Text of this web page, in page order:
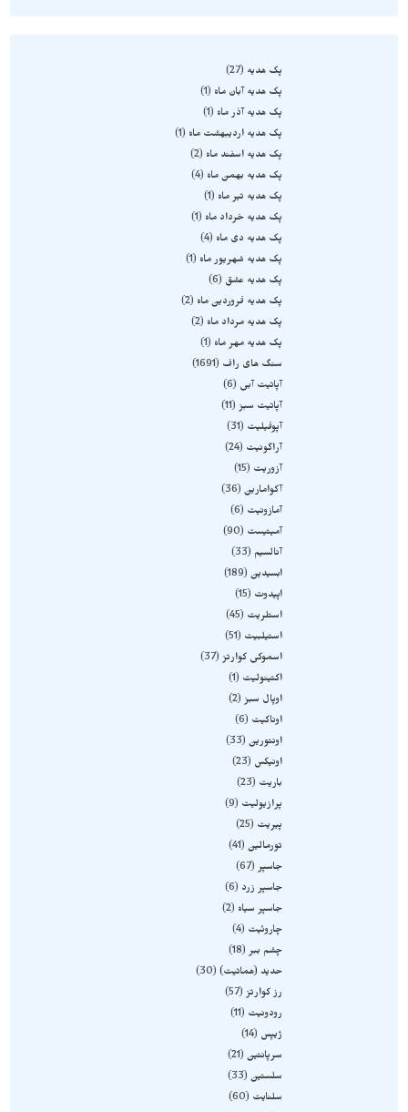
پک هدیه
27
پک هدیه آبان ماه
1
پک هدیه آذر ماه
1
پک هدیه اردیبهشت ماه
1
پک هدیه اسفند ماه
2
پک هدیه بهمن ماه
4
پک هدیه تیر ماه
1
پک هدیه خرداد ماه
1
پک هدیه دی ماه
4
پک هدیه شهریور ماه
1
پک هدیه عشق
6
پک هدیه فروردین ماه
2
پک هدیه مرداد ماه
2
پک هدیه مهر ماه
1
سنگ های راف
1691
آپاتیت آبی
6
آپاتیت سبز 11
آپوفیلیت
31
آراگونیت
24
آزوریت
15
آکوامارین 36
آمازونیت
6
آمیتیست
90
آنالسیم
33
ابسیدین 189
اپیدوت
15
استلریت
45
استیلبیت
51
اسموکی کوارتز 37
اکتینولیت
1
اوپال سبز 2
اوناکیت
6
اونتورین 33
اونیکس
23
باریت
23
پرازیولیت
9
پیریت
25
تورمالین 41
جاسپر 67
جاسپر زرد
6
جاسپر سیاه
2
چاروئیت
4
چشم ببر 18
حدید (هماتیت) 30
رز کوارتز 57
رودونیت
11
ژیپس
14
سرپانتین 21
سلستین 33
سلنایت
60